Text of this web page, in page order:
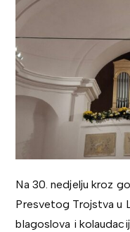
Na 30. nedjelju kroz
Presvetog Trojstva u
blagoslova i